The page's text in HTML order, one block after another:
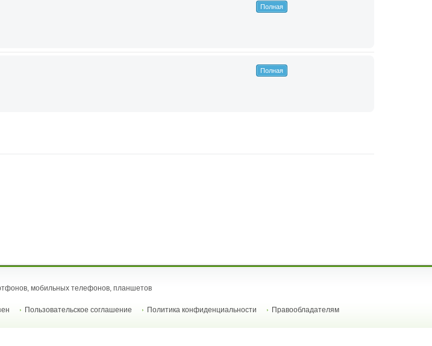
Полная
Полная
мобильных телефонов, планшетов
Пользовательское соглашение Политика конфиденциальности Правообладателям